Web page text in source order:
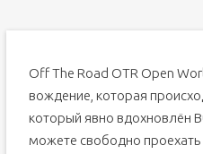
Off The Road OTR Open
вождение, которая
который явно вдохновлён
можете свободно